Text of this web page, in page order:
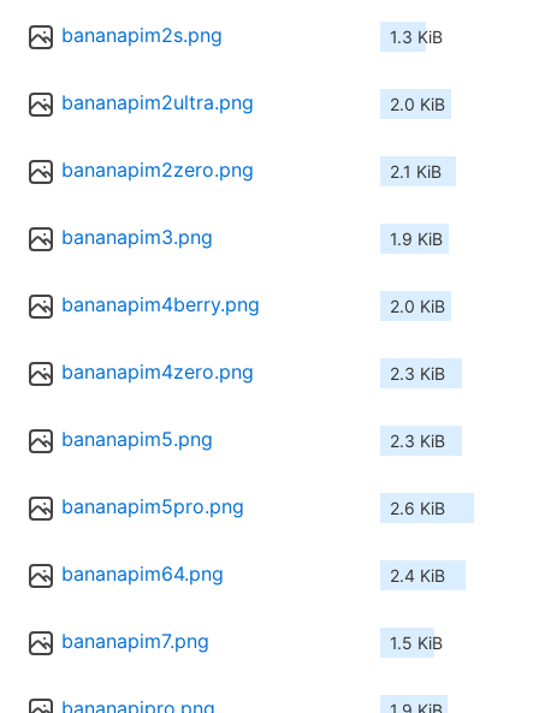
bananapim2s.png 1.3 KiB
bananapim2ultra.png 2.0 KiB
bananapim2zero.png 2.1 KiB
bananapim3.png 1.9 KiB
bananapim4berry.png 2.0 KiB
bananapim4zero.png 2.3 KiB
bananapim5.png 2.3 KiB
bananapim5pro.png 2.6 KiB
bananapim64.png 2.4 KiB
bananapim7.png 1.5 KiB